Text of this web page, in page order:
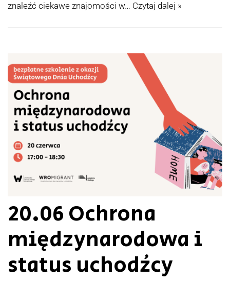
znaleźć ciekawe znajomości w… Czytaj dalej »
20.06 Ochrona
międzynarodowa i
status uchodźcy